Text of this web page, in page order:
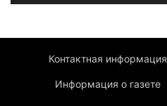
Контактная информация
Информация о газете